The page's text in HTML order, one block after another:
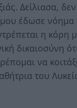
Δείλιασα,
μου έδωσε
η κόρη
δικαιοσύνη
να
του